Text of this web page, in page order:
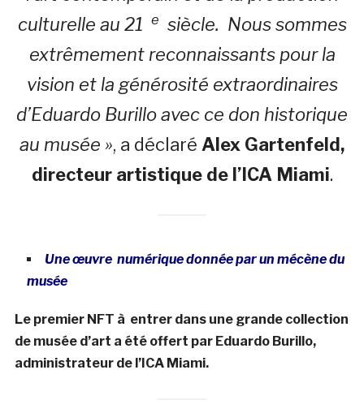
culturelle au 21 e siècle. Nous sommes
extrêmement reconnaissants pour la
vision et la générosité extraordinaires
d’Eduardo Burillo avec ce don historique
au musée », a déclaré Alex Gartenfeld,
directeur artistique de l’ICA Miami.
Une œuvre numérique donnée par un mécène du
musée
Le premier NFT à entrer dans une grande collection
de musée d’art a été offert par Eduardo Burillo,
administrateur de l’ICA Miami.